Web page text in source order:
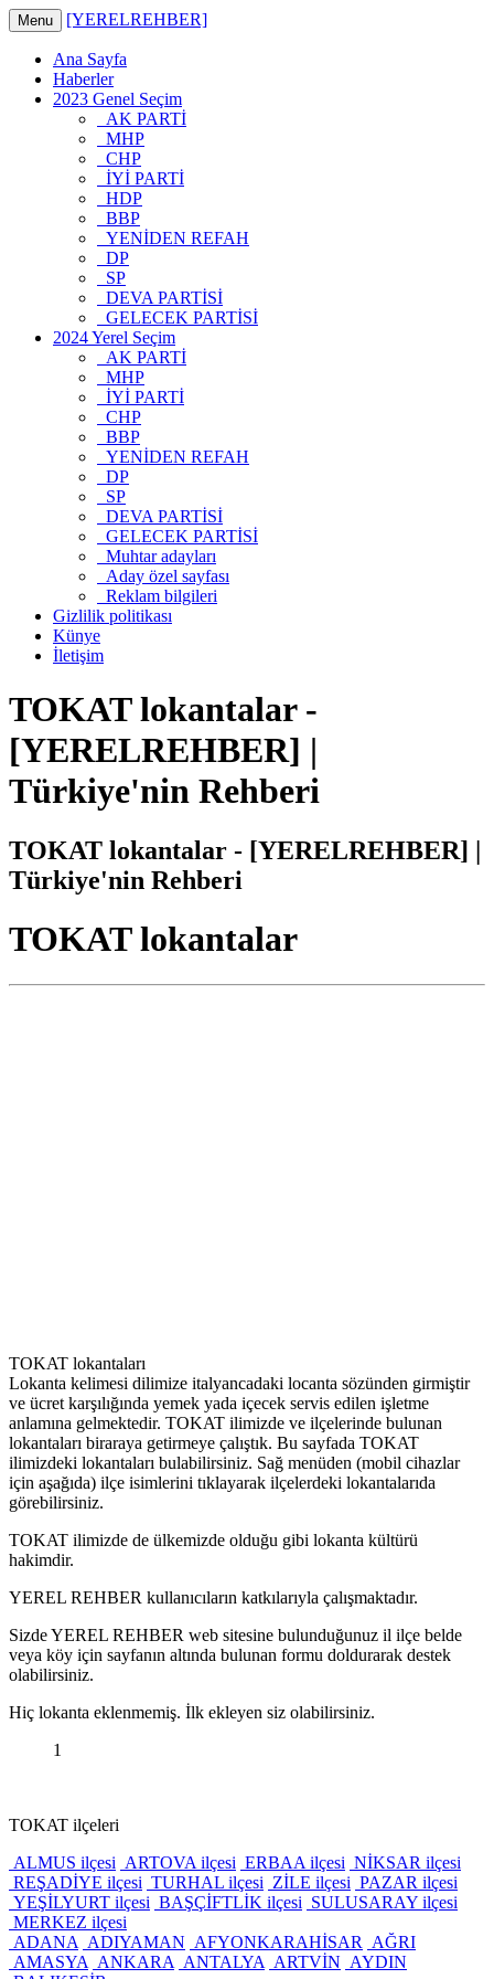
Menu [YERELREHBER]
Ana Sayfa
Haberler
2023 Genel Seçim
AK PARTİ
MHP
CHP
İYİ PARTİ
HDP
BBP
YENİDEN REFAH
DP
SP
DEVA PARTİSİ
GELECEK PARTİSİ
2024 Yerel Seçim
AK PARTİ
MHP
İYİ PARTİ
CHP
BBP
YENİDEN REFAH
DP
SP
DEVA PARTİSİ
GELECEK PARTİSİ
Muhtar adayları
Aday özel sayfası
Reklam bilgileri
Gizlilik politikası
Künye
İletişim
TOKAT lokantalar -
[YERELREHBER] |
Türkiye'nin Rehberi
TOKAT lokantalar - [YERELREHBER] |
Türkiye'nin Rehberi
TOKAT lokantalar
TOKAT lokantaları
Lokanta kelimesi dilimize italyancadaki locanta sözünden girmiştir
ve ücret karşılığında yemek yada içecek servis edilen işletme
anlamına gelmektedir. TOKAT ilimizde ve ilçelerinde bulunan
lokantaları biraraya getirmeye çalıştık. Bu sayfada TOKAT
ilimizdeki lokantaları bulabilirsiniz. Sağ menüden (mobil cihazlar
için aşağıda) ilçe isimlerini tıklayarak ilçelerdeki lokantalarıda
görebilirsiniz.
TOKAT ilimizde de ülkemizde olduğu gibi lokanta kültürü
hakimdir.
YEREL REHBER kullanıcıların katkılarıyla çalışmaktadır.
Sizde YEREL REHBER web sitesine bulunduğunuz il ilçe belde
veya köy için sayfanın altında bulunan formu doldurarak destek
olabilirsiniz.
Hiç lokanta eklenmemiş. İlk ekleyen siz olabilirsiniz.
1
TOKAT ilçeleri
ALMUS ilçesi ARTOVA ilçesi ERBAA ilçesi NİKSAR ilçesi
REŞADİYE ilçesi TURHAL ilçesi ZİLE ilçesi PAZAR ilçesi
YEŞİLYURT ilçesi BAŞÇİFTLİK ilçesi SULUSARAY ilçesi
MERKEZ ilçesi
ADANA ADIYAMAN AFYONKARAHİSAR
AĞRI
AMASYA ANKARA ANTALYA ARTVİN AYDIN